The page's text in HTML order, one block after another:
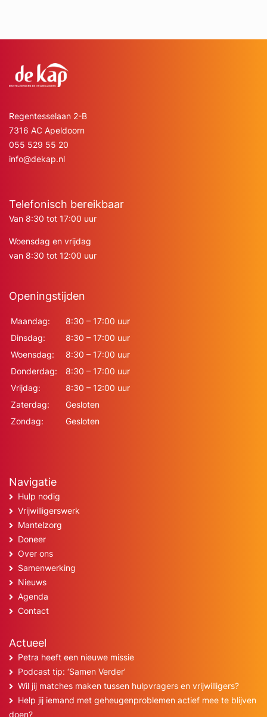
Regentesselaan 2-B
7316 AC Apeldoorn
055 529 55 20
info@dekap.nl
Telefonisch bereikbaar
Van 8:30 tot 17:00 uur
Woensdag en vrijdag
van 8:30 tot 12:00 uur
Openingstijden
Maandag:
8:30 – 17:00 uur
Dinsdag:
8:30 – 17:00 uur
Woensdag:
8:30 – 17:00 uur
Donderdag:
8:30 – 17:00 uur
Vrijdag:
8:30 – 12:00 uur
Zaterdag:
Gesloten
Zondag:
Gesloten
Navigatie
Hulp nodig
Vrijwilligerswerk
Mantelzorg
Doneer
Over ons
Samenwerking
Nieuws
Agenda
Contact
Actueel
Petra heeft een nieuwe missie
Podcast tip: ‘Samen Verder’
Wil jij matches maken tussen hulpvragers en vrijwilligers?
Help jij iemand met geheugenproblemen actief mee te blijven
doen?